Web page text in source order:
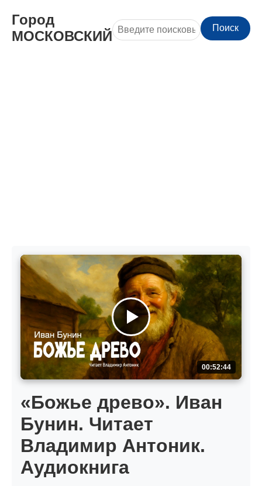
Город
МОСКОВСКИЙ
Поиск
00:52:44
«Божье древо». Иван
Бунин. Читает
Владимир Антоник.
Аудиокнига